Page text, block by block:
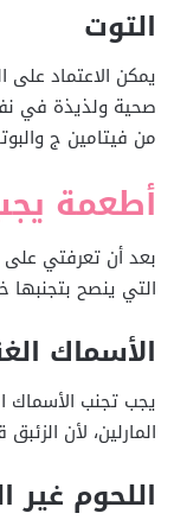
التوت
يمكن الاعتماد على
صحية ولذيذة في
من فيتامين ج
أطعمة
بعد أن تعرفتي
التي ينصح بتجنبها
الأسماك
يجب تجنب الأسماك
المارلين، لأن
اللحوم غير